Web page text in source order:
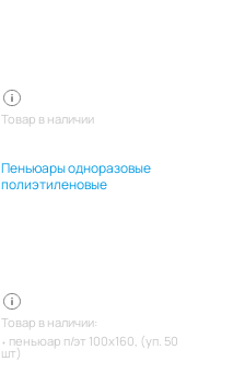
Товар в наличии
Пеньюары одноразовые
полиэтиленовые
Товар в наличии:
пеньюар п/эт 100х160, (уп. 50
шт)